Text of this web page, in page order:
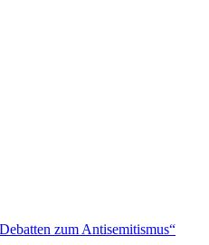
zum Antisemitismus“